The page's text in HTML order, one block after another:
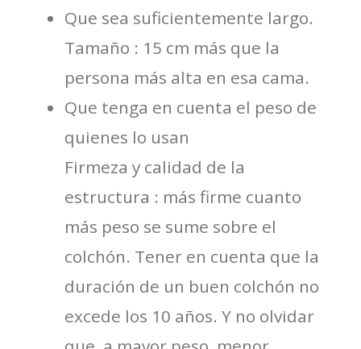
Que sea suficientemente largo.
Tamaño : 15 cm más que la
persona más alta en esa cama.
Que tenga en cuenta el peso de
quienes lo usan
Firmeza y calidad de la
estructura : más firme cuanto
más peso se sume sobre el
colchón. Tener en cuenta que la
duración de un buen colchón no
excede los 10 años. Y no olvidar